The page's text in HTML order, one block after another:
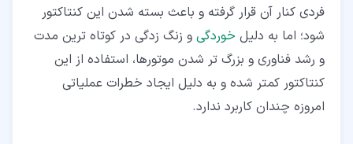
فردی کنار آن قرار گرفته و باعث بسته شدن این کنتاکتور
شود؛ اما به دلیل خوردگی و زنگ زدگی در کوتاه ترین مدت
و رشد فناوری و بزرگ تر شدن موتورها، استفاده از این
کنتاکتور کمتر شده و به دلیل ایجاد خطرات عملیاتی
امروزه چندان کاربرد ندارد.